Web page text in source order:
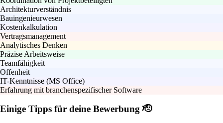
Architekturverständnis
Bauingenieurwesen
Kostenkalkulation
Vertragsmanagement
Analytisches Denken
Präzise Arbeitsweise
Teamfähigkeit
Offenheit
IT-Kenntnisse (MS Office)
Erfahrung mit branchenspezifischer Software
Einige Tipps für deine Bewerbung 🫡